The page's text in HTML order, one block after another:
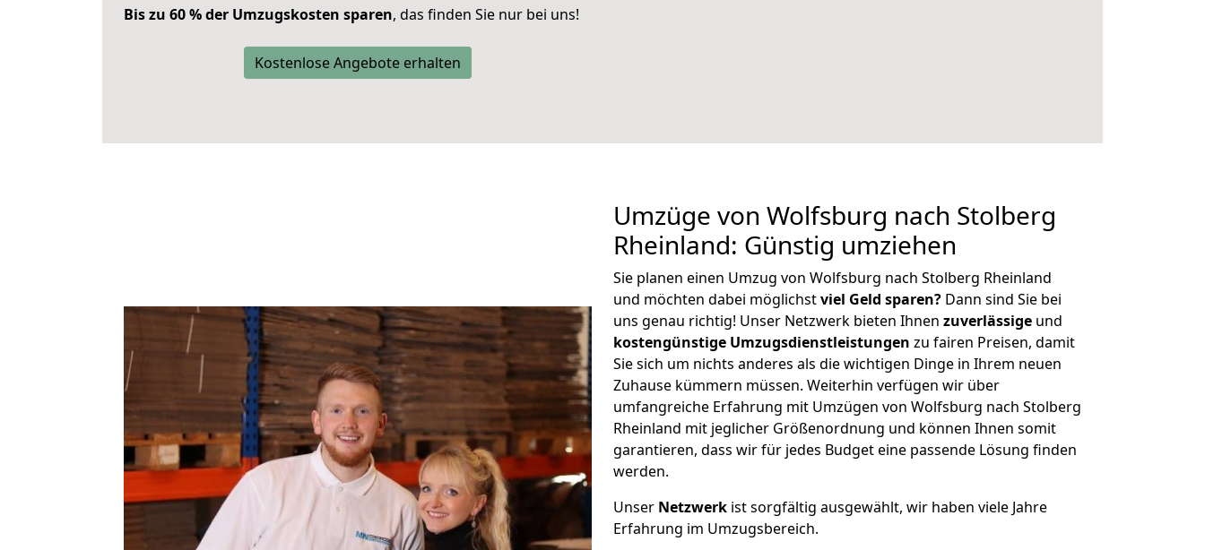
Bis zu 60 % der Umzugskosten sparen, das finden Sie nur bei uns!
Kostenlose Angebote erhalten
Umzüge von Wolfsburg nach Stolberg
Rheinland: Günstig umziehen
Sie planen einen Umzug von Wolfsburg nach Stolberg Rheinland
und möchten dabei möglichstviel Geld sparen? Dann sind Sie bei
uns genau richtig! Unser Netzwerk bieten Ihnen zuverlässige und
kostengünstige Umzugsdienstleistungen zu fairen Preisen, damit
Sie sich um nichts anderes als die wichtigen Dinge in Ihrem neuen
Zuhause kümmern müssen. Weiterhin verfügen wir über
umfangreiche Erfahrung mit Umzügen von Wolfsburg nach Stolberg
Rheinland mit jeglicher Größenordnung und können Ihnen somit
garantieren, dass wir für jedes Budget eine passende Lösung finden
werden.
Unser Netzwerk ist sorgfältig ausgewählt, wir haben viele Jahre
Erfahrung im Umzugsbereich.